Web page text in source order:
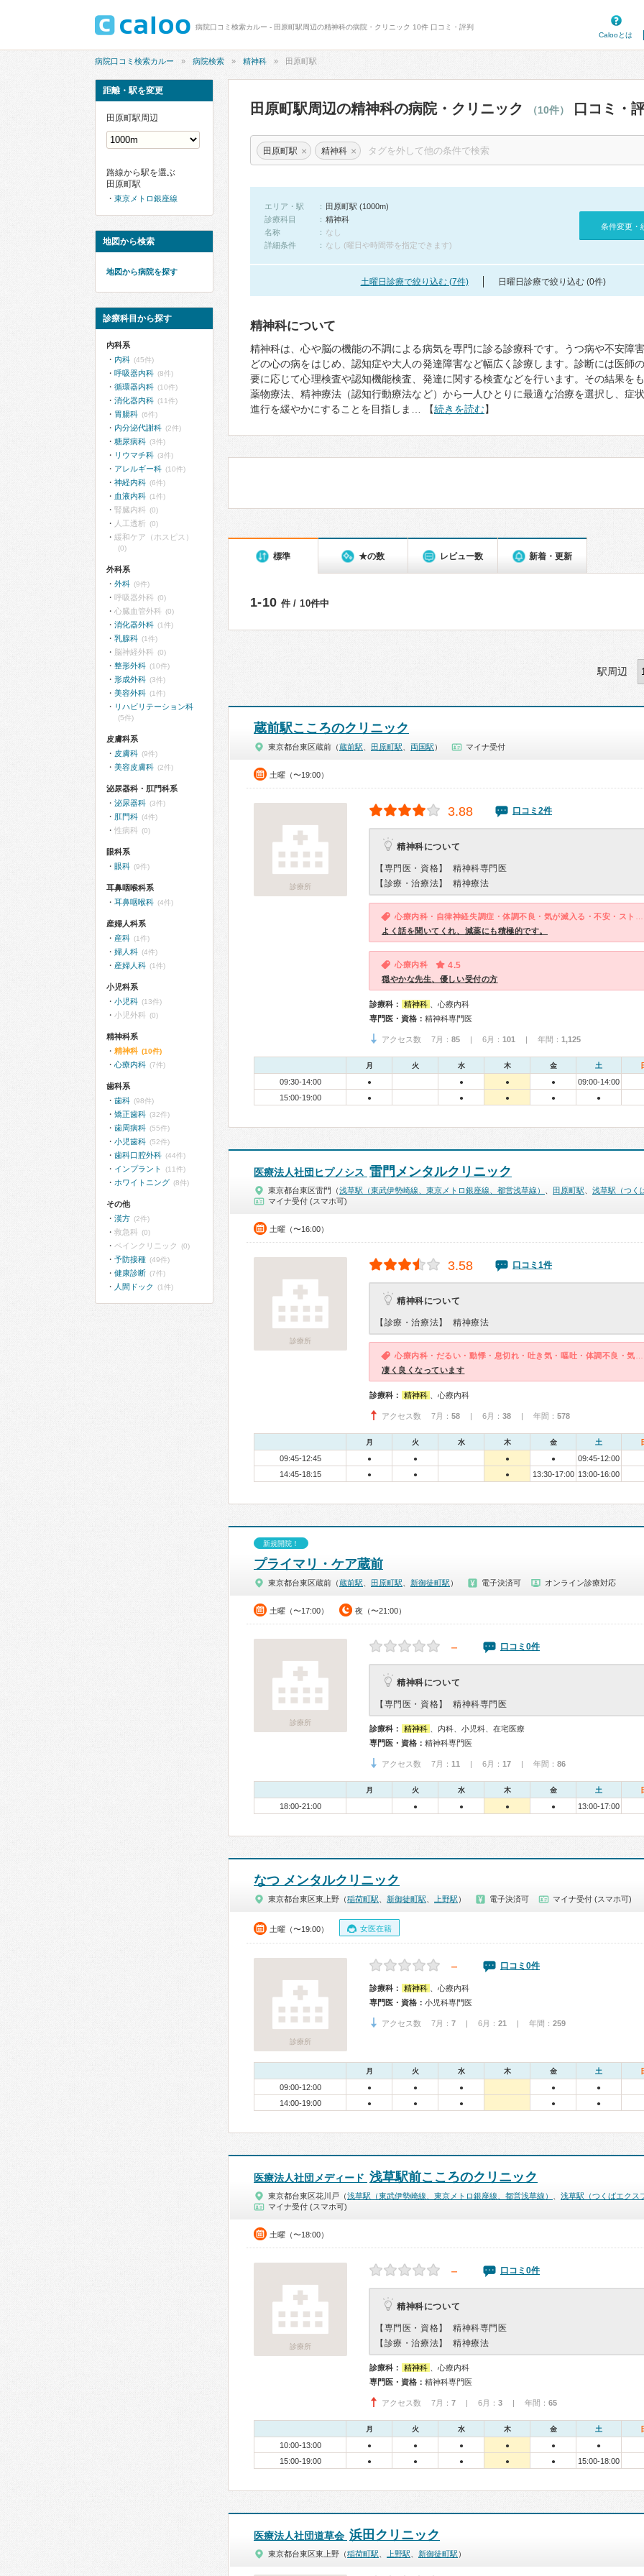
病院口コミ検索カルー - 田原町駅周辺の精神科の病院・クリニック 10件 口コミ・評判
Calooとは
病院口コミ検索カルー 病院検索 精神科 田原町駅
田原町駅周辺の精神科の病院・クリニック （10件） 口コミ・
田原町駅 × 精神科 ×
エリア・駅
田原町駅 (1000m)
診療科目
精神科
名称
なし
詳細条件
なし (曜日や時間帯を指定できます)
条件変更・
土曜日診療で絞り込む (7件) 日曜日診療で絞り込む (0件)
精神科について
精神科は、心や脳の機能の不調による病気を専門に診る診療科です。うつ病や不安障
どの心の病をはじめ、認知症や大人の発達障害など幅広く診療します。診断には医師
要に応じて心理検査や認知機能検査、発達に関する検査などを行います。その結果を
薬物療法、精神療法（認知行動療法など）から一人ひとりに最適な治療を選択し、症
進行を緩やかにすることを目指しま… 【続きを読む】
標準 ★の数 レビュー数 新着・更新
1-10 件 / 10件中
駅周辺
蔵前駅こころのクリニック
東京都台東区蔵前（蔵前駅 田原町駅 両国駅 ） マイナ受付
土曜（〜19:00）
診療所
3.88 口コミ2件
精神科について
【専門医・資格】
精神科専門医
【診療・治療法】
精神療法
よく話を聞いてくれ、減薬にも積極的です。
心療内科 4.5
穏やかな先生、優しい受付の方
診療科： 精神科
、心療内科
専門医・資格： 精神科専門医
アクセス数 7月： 85 | 6月： 101 | 年間： 1,125
月 火 水 木 金 土
09:30-14:00 ● ● ● ●
09:00-14:00
15:00-19:00
● ● ● ● ●
医療法人社団ヒプノシス 雷門メンタルクリニック
東京都台東区雷門（浅草駅（東武伊勢崎線、東京メトロ銀座線、都営浅草線） 田原町駅
浅草駅（つく
マイナ受付 (スマホ可)
土曜（〜16:00）
診療所
3.58 口コミ1件
精神科について
【診療・治療法】 精神療法
凄く良くなっています
診療科： 精神科 、心療内科
アクセス数 7月： 58 | 6月： 38 | 年間： 578
月 火 水 木 金 土
09:45-12:45 ● ● ● ●
09:45-12:00
14:45-18:15
● ● ● 13:30-17:00 13:00-16:00
新規開院！
プライマリ・ケア蔵前
東京都台東区蔵前（蔵前駅 田原町駅 新御徒町駅 ） 電子決済可 オンライン診療対応
土曜（〜17:00） 夜（〜21:00）
診療所
－ 口コミ0件
精神科について
【専門医・資格】 精神科専門医
診療科： 精神科
、内科、小児科、在宅医療
専門医・資格： 精神科専門医
アクセス数 7月： 11 | 6月： 17 | 年間： 86
月 火 水 木 金 土
18:00-21:00 ● ● ● ● 13:00-17:00
なつ メンタルクリニック
東京都台東区東上野（稲荷町駅 新御徒町駅 上野駅 ） 電子決済可 マイナ受付 (スマホ可)
土曜（〜19:00） 女医在籍
診療所
－ 口コミ0件
診療科： 精神科
、心療内科
専門医・資格： 小児科専門医
アクセス数 7月： 7 | 6月： 21 | 年間： 259
月 火 水 木 金 土
09:00-12:00 ● ● ● ● ●
14:00-19:00 ● ● ● ● ●
医療法人社団メディード 浅草駅前こころのクリニック
東京都台東区花川戸（浅草駅（東武伊勢崎線、東京メトロ銀座線、都営浅草線）
浅草駅（つくばエクス
マイナ受付 (スマホ可)
土曜（〜18:00）
診療所
－ 口コミ0件
精神科について
【専門医・資格】
精神科専門医
【診療・治療法】
精神療法
診療科： 精神科
、心療内科
専門医・資格： 精神科専門医
アクセス数 7月： 7 | 6月： 3 | 年間： 65
月 火 水 木 金 土
10:00-13:00 ● ● ● ● ● ●
15:00-19:00 ● ● ● ● ● 15:00-18:00
医療法人社団道草会 浜田クリニック
東京都台東区東上野（稲荷町駅 上野駅 新御徒町駅 ）
距離・駅を変更
田原町駅周辺
路線から駅を選ぶ
田原町駅
東京メトロ銀座線
地図から検索
地図から病院を探す
診療科目から探す
内科系
内科 (45件)
呼吸器内科 (8件)
循環器内科 (10件)
消化器内科 (11件)
胃腸科 (6件)
内分泌代謝科 (2件)
糖尿病科 (3件)
リウマチ科 (3件)
アレルギー科 (10件)
神経内科 (6件)
血液内科 (1件)
腎臓内科 (0)
人工透析 (0)
緩和ケア（ホスピス）
(0)
外科系
外科 (9件)
呼吸器外科 (0)
心臓血管外科 (0)
消化器外科 (1件)
乳腺科 (1件)
脳神経外科 (0)
整形外科 (10件)
形成外科 (3件)
美容外科 (1件)
リハビリテーション科
(5件)
皮膚科系
皮膚科 (9件)
美容皮膚科 (2件)
泌尿器科・肛門科系
泌尿器科 (3件)
肛門科 (4件)
性病科 (0)
眼科系
眼科 (9件)
耳鼻咽喉科系
耳鼻咽喉科 (4件)
産婦人科系
産科 (1件)
婦人科 (4件)
産婦人科 (1件)
小児科系
小児科 (13件)
小児外科 (0)
精神科系
精神科 (10件)
心療内科 (7件)
歯科系
歯科 (98件)
矯正歯科 (32件)
歯周病科 (55件)
小児歯科 (52件)
歯科口腔外科 (44件)
インプラント (11件)
ホワイトニング (8件)
その他
漢方 (2件)
救急科 (0)
ペインクリニック (0)
予防接種 (49件)
健康診断 (7件)
人間ドック (1件)